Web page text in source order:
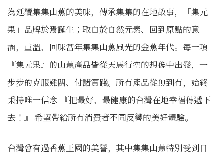
為延續集集山蕉的美味，傳承集集的在地故事，「集元
果」品牌於焉誕生；取自於自然元素、回到原點的意
涵，重溫、回味當年集集山蕉風光的金蕉年代。每一項
『集元果』的山蕉產品皆從天馬行空的想像中出發，一
步步的克服難關、付諸實踐。所有產品從無到有，始終
秉持唯一信念-『把最好、最健康的台灣在地幸福傳遞下
去！』 希望帶給所有消費者不同反響的美好體驗。
台灣曾有過香蕉王國的美譽，其中集集山蕉特別受到日